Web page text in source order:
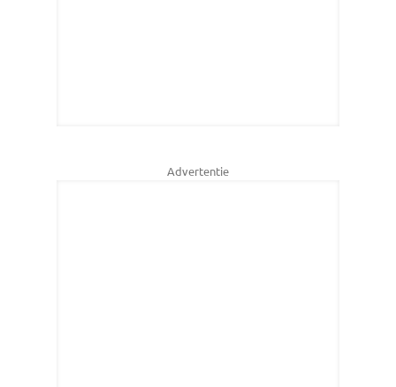
Advertentie